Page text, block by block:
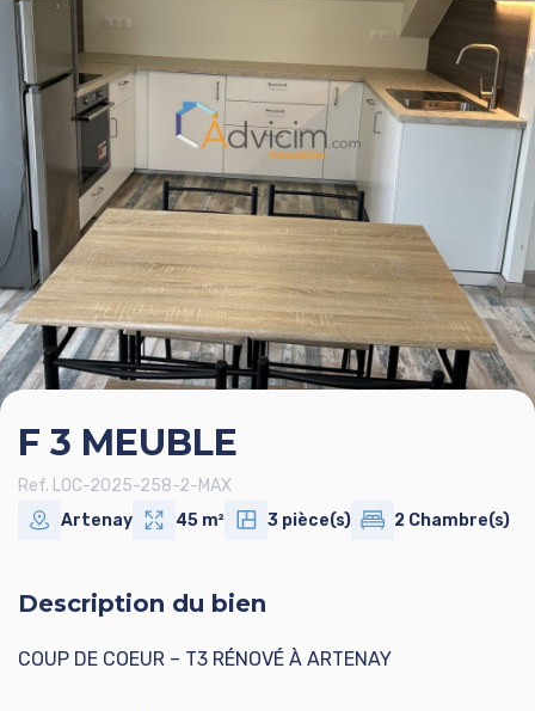
F 3 MEUBLE
Ref. LOC-2025-258-2-MAX
Artenay
45 m² 3 pièce(s) 2 Chambre(s)
Description du bien
COUP DE COEUR – T3 RÉNOVÉ À ARTENAY